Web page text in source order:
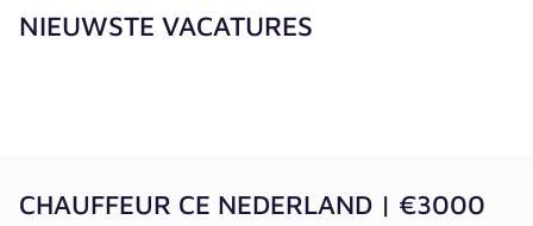
NIEUWSTE VACATURES
CHAUFFEUR CE NEDERLAND | €3000